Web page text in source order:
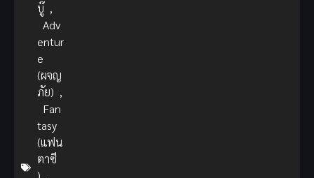
บู๊ ,
Adv
entur
e
(ผจญ
ภัย) ,
Fan
tasy
(แฟน
ตาซี